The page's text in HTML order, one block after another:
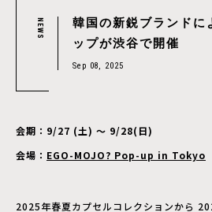
NEWS
韓国の新鋭ブランドに
ップが渋谷で開催
Sep 08, 2025
会期：9/27 (土) ～ 9/28(日)
会場： EGO-MOJO? Pop-up in Tokyo
2025年春夏カプセルコレクションから